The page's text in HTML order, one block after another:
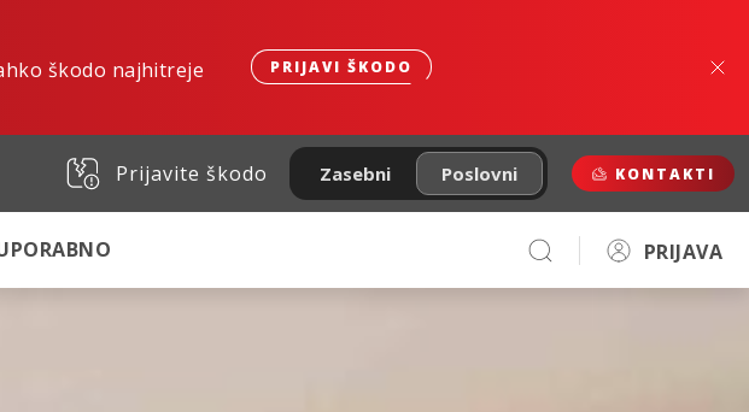
škodo najhitreje
PRIJAVI ŠKODO
Prijavite škodo Zasebni Poslovni KONTAKTI
PRIJAVA